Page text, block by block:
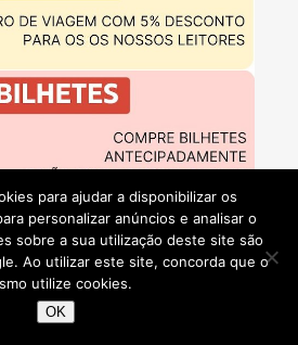
para ajudar a disponibilizar os
personalizar anúncios e analisar o
sobre a sua utilização deste site são
Ao utilizar este site, concorda que o
utilize cookies.
OK